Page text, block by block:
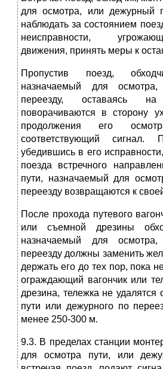
для осмотра, или дежурный
наблюдать за состоянием
неисправности,
движения, принять меры к
Пропустив поезд,
назначаемый для
переезду, оставаясь
поворачиваются в сторону
продолжения его
соответствующий сигнал.
убедившись в его
поезда встречного
пути, назначаемый для
переезду возвращаются к
После прохода путевого
или съемной дрезины
назначаемый для
переезду должны заменить
держать его до тех пор, пока
ограждающий вагончик или
дрезина, тележка не удалятся
пути или дежурного по
менее 250-300 м.
9.3. В пределах станции
для осмотра пути, или